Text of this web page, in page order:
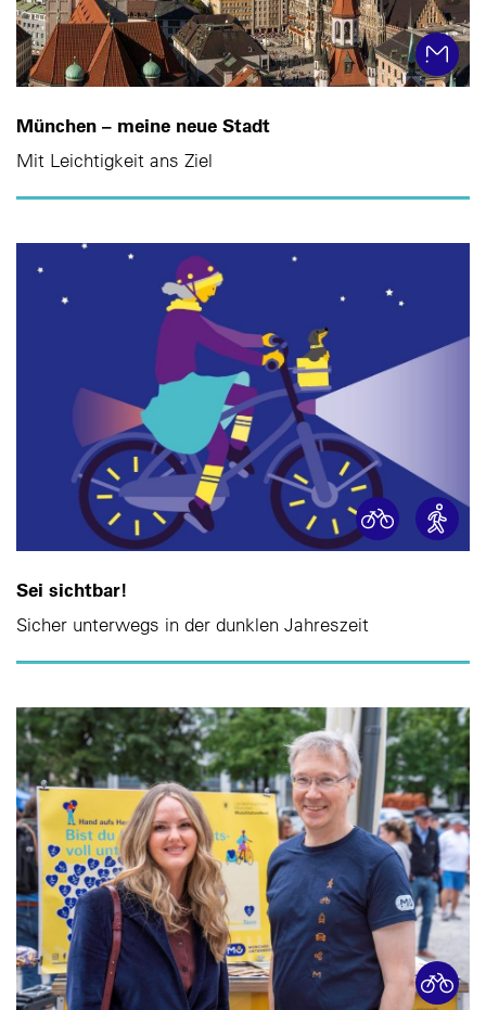
München – meine neue Stadt
Mit Leichtigkeit ans Ziel
Sei sichtbar!
Sicher unterwegs in der dunklen Jahreszeit